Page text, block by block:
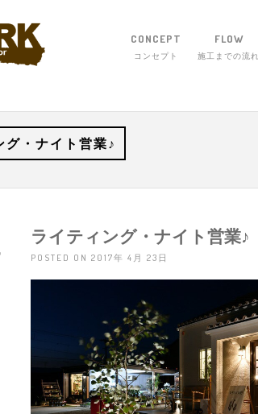
CONCEPT
コンセプト
FLOW
施工までの流れ
グ・ナイト営業♪
ライティング・ナイト営業♪
POSTED ON 2017年 4月 23日